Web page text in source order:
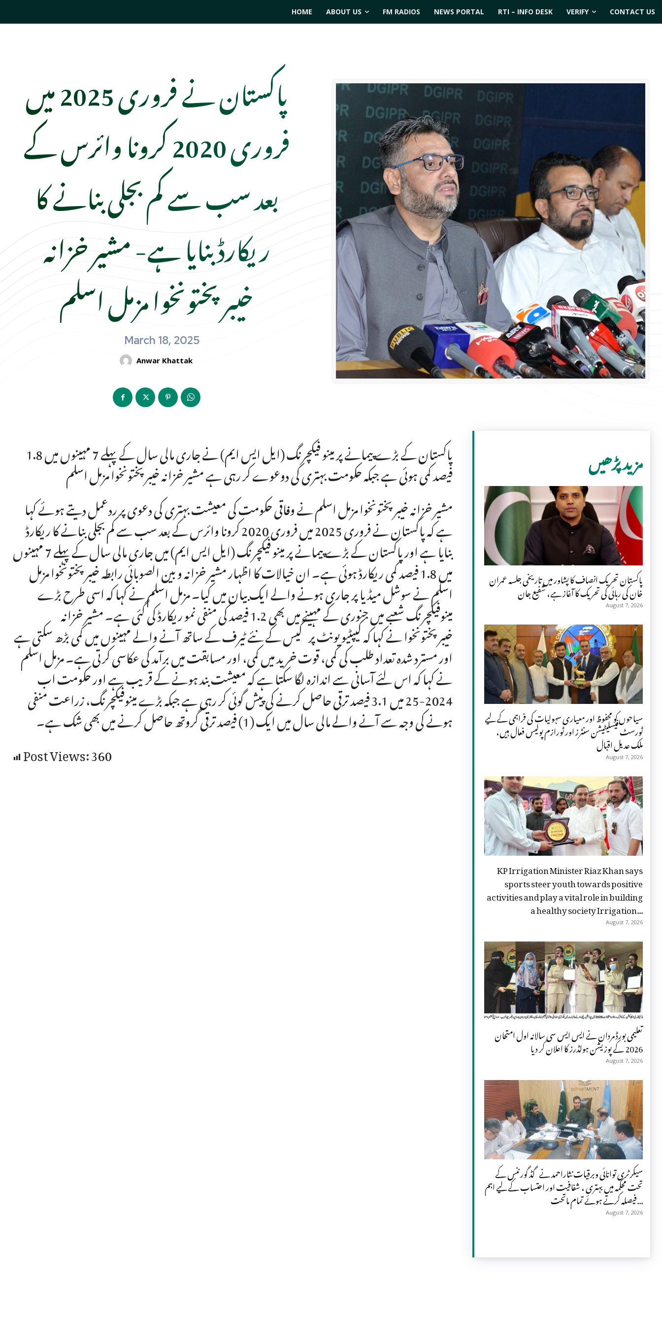
HOME ABOUT US FM RADIOS NEWS PORTAL RTI – INFO DESK VERIFY CONTACT US
پاکستان نے فروری 2025 میں
فروری 2020 کرونا وائرس کے
بعد سب سے کم بجلی بنانے کا
ریکارڈ بنایا ہے- مشیر خزانہ
خیبرپختونخوا مزمل اسلم
March 18, 2025
Anwar Khattak
پاکستان کے بڑے پیمانے پر مینو فیکچرنگ (ایل ایس ایم) نے جاری مالی سال کے پہلے 7 مہینوں میں 1.8
فیصد کمی ہوئی ہے جبکہ حکومت بہتری کی دوعوے کر رہی ہے مشیر خزانہ خیبرپختونخوا مزمل اسلم
مشیر خزانہ خیبرپختونخوا مزمل اسلم نے وفاقی حکومت کی معیشت بہتری کی دعوی پر ردعمل دیتے ہوئے کہا
ہے کہ پاکستان نے فروری 2025 میں فروری 2020 کرونا وائرس کے بعد سب سے کم بجلی بنانے کا ریکارڈ
بنایا ہے اور پاکستان کے بڑے پیمانے پر مینو فیکچرنگ (ایل ایس ایم) میں جاری مالی سال کے پہلے 7 مہینوں
میں 1.8 فیصد کمی ریکارڈ ہوئی ہے۔ ان خیالات کا اظہار مشیر خزانہ و بین الصوبائی رابطہ خیبرپختونخوا مزمل
اسلم نے سوشل میڈیا پر جاری ہونے والے ایک بیان میں کیا۔ مزمل اسلم نے کہا کہ اسی طرح بڑے
مینوفیکچرنگ شعبے میں جنوری کے مہینے میں بھی 1.2 فیصد کی منفی نمو ریکارڈ کی گئی ہے۔ مشیر خزانہ
خیبرپختونخوا نے کہا کہ کیپٹیو یونٹ پر گیس کے نئے ٹیرف کے ساتھ آنے والے مہینوں میں کمی بڑھ سکتی ہے
اور مسترد شدہ تعداد طلب کی کمی، قوت خرید میں کمی، اور مسابقت میں برآمد کی عکاسی کرتی ہے۔ مزمل اسلم
نے کہا کہ اس لئے آسانی سے اندازہ لگا سکتا ہے کہ معیشت بند ہونے کے قریب ہے اور حکومت اب
2024-25 میں 3.1 فیصد ترقی حاصل کرنے کی پیش گوئی کر رہی ہے جبکہ بڑے مینوفیکچرنگ، زراعت منفی
ہونے کی وجہ سے آنے والے مالی سال میں ایک (1) فیصد ترقی گروتھ حاصل کرنے میں بھی شک ہے۔
Post Views:360
مزید پڑھیں
پاکستان تحریک انصاف کا پشاور میں تاریخی جلسہ عمران
خان کی رہائی کی تحریک کا آغاز ہے، شفیع جان
August 7, 2026
سیاحوں کو محفوظ اور معیاری سہولیات کی فراہمی کے لیے
ٹورسٹ فیسلیٹیشن سنٹرز اور ٹورازم پولیس فعال ہیں،
ملک عدیل اقبال
August 7, 2026
KP Irrigation Minister Riaz Khan says
sports steer youth towards positive
activities and play a vital role in building
a healthy society Irrigation...
August 7, 2026
تعلیمی بورڈ مردان نے ایس ایس سی سالانہ اول امتحان
2026 کے پوزیشن ہولڈرز کا اعلان کر دیا
August 7, 2026
سیکرٹری توانائی وبرقیات نثاراحمد نے گڈ گورننس کے
تحت محکمہ میں بہتری ، شفافیت اور احتساب کے لیے اہم
فیصلہ کرتے ہوئے تمام ماتحت...
August 7, 2026